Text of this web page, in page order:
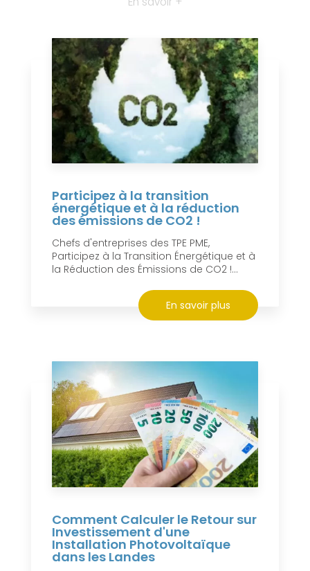
Participez à la transition
énergétique et à la réduction
des émissions de CO2 !
Chefs d'entreprises des TPE PME,
Participez à la Transition Énergétique et à
la Réduction des Émissions de CO2 !...
En savoir plus
Comment Calculer le Retour sur
Investissement d'une
Installation Photovoltaïque
dans les Landes